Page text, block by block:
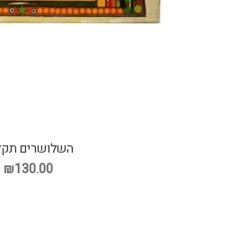
השלושרים
₪130.00